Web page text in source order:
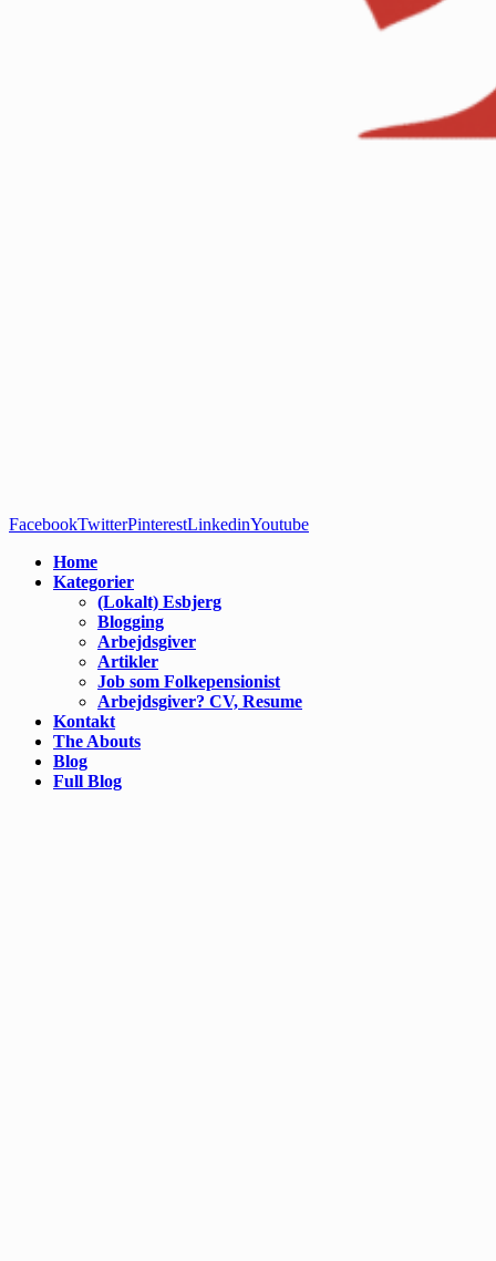
FacebookTwitterPinterestLinkedinYoutube
Home
Kategorier
(Lokalt) Esbjerg
Blogging
Arbejdsgiver
Artikler
Job som Folkepensionist
Arbejdsgiver? CV, Resume
Kontakt
The Abouts
Blog
Full Blog